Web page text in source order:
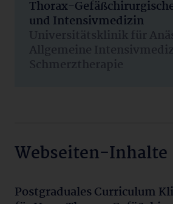
Thorax-
und Intensivmedizin
Universitätsklinik für
Allgemeine
Schmerztherapie
Webseiten-Inhalte
Postgraduales Curriculum